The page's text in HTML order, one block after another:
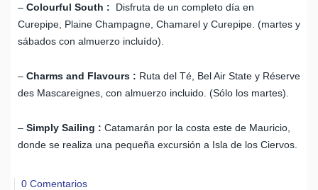
– Colourful South :
Disfruta de un completo día en
Curepipe, Plaine Champagne, Chamarel y Curepipe. (martes y
sábados con almuerzo incluído).
– Charms and Flavours : Ruta del Té, Bel Air State y Réserve
des Mascareignes, con almuerzo incluido. (Sólo los martes).
– Simply Sailing : Catamarán por la costa este de Mauricio,
donde se realiza una pequeña excursión a Isla de los Ciervos.
0 Comentarios